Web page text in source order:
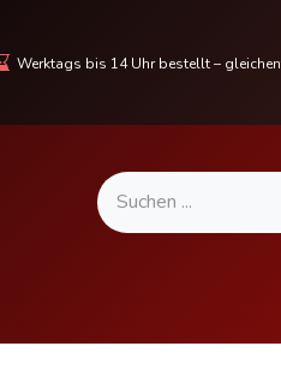
Werktags bis 14 Uhr bestellt –